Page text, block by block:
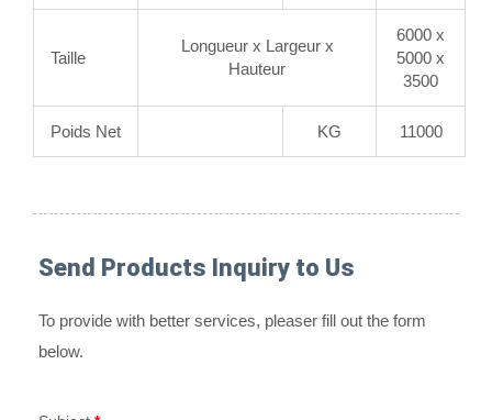
Taille
Longueur x Largeur x
Hauteur
6000 x
5000 x
3500
Poids Net KG 11000